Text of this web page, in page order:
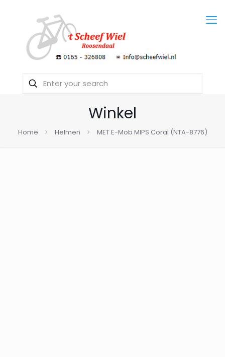
Winkel
Home Helmen MET E-Mob MIPS Coral (NTA-8776)